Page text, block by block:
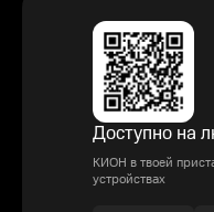
Доступно на
КИОН в твоей
устройствах